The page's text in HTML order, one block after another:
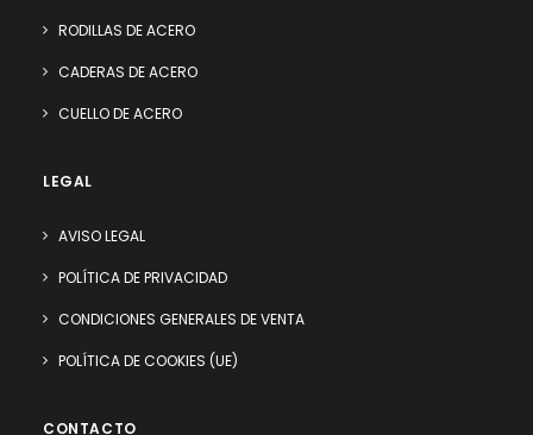
RODILLAS DE ACERO
CADERAS DE ACERO
CUELLO DE ACERO
LEGAL
AVISO LEGAL
POLÍTICA DE PRIVACIDAD
CONDICIONES GENERALES DE VENTA
POLÍTICA DE COOKIES (UE)
CONTACTO